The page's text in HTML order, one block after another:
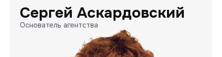
Сергей Аскардовский
Основатель агентства